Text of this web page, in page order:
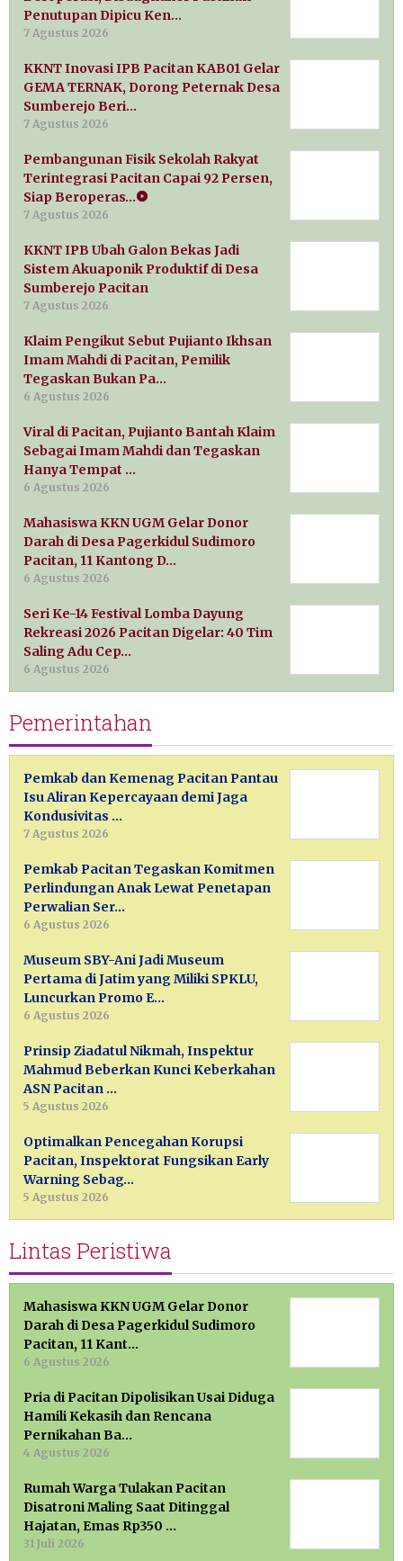
Penutupan Dipicu Ken…
7 Agustus 2026
KKNT Inovasi IPB Pacitan KAB01 Gelar
GEMA TERNAK, Dorong Peternak Desa
Sumberejo Beri…
7 Agustus 2026
Pembangunan Fisik Sekolah Rakyat
Terintegrasi Pacitan Capai 92 Persen,
Siap Beroperas…
7 Agustus 2026
KKNT IPB Ubah Galon Bekas Jadi
Sistem Akuaponik Produktif di Desa
Sumberejo Pacitan
7 Agustus 2026
Klaim Pengikut Sebut Pujianto Ikhsan
Imam Mahdi di Pacitan, Pemilik
Tegaskan Bukan Pa…
6 Agustus 2026
Viral di Pacitan, Pujianto Bantah Klaim
Sebagai Imam Mahdi dan Tegaskan
Hanya Tempat …
6 Agustus 2026
Mahasiswa KKN UGM Gelar Donor
Darah di Desa Pagerkidul Sudimoro
Pacitan, 11 Kantong D…
6 Agustus 2026
Seri Ke-14 Festival Lomba Dayung
Rekreasi 2026 Pacitan Digelar: 40 Tim
Saling Adu Cep…
6 Agustus 2026
Pemerintahan
Pemkab dan Kemenag Pacitan Pantau
Isu Aliran Kepercayaan demi Jaga
Kondusivitas …
7 Agustus 2026
Pemkab Pacitan Tegaskan Komitmen
Perlindungan Anak Lewat Penetapan
Perwalian Ser…
6 Agustus 2026
Museum SBY-Ani Jadi Museum
Pertama di Jatim yang Miliki SPKLU,
Luncurkan Promo E…
6 Agustus 2026
Prinsip Ziadatul Nikmah, Inspektur
Mahmud Beberkan Kunci Keberkahan
ASN Pacitan …
5 Agustus 2026
Optimalkan Pencegahan Korupsi
Pacitan, Inspektorat Fungsikan Early
Warning Sebag…
5 Agustus 2026
Lintas Peristiwa
Mahasiswa KKN UGM Gelar Donor
Darah di Desa Pagerkidul Sudimoro
Pacitan, 11 Kant…
6 Agustus 2026
Pria di Pacitan Dipolisikan Usai Diduga
Hamili Kekasih dan Rencana
Pernikahan Ba…
4 Agustus 2026
Rumah Warga Tulakan Pacitan
Disatroni Maling Saat Ditinggal
Hajatan, Emas Rp350 …
31 Juli 2026